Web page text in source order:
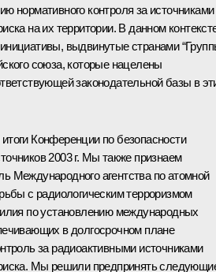
нормативного контроля за источниками
на их территории. В данном
выдвинутые странами
союза, которые нацелены
законодательной базы в
Конференции по безопасности
2003 г. Мы также признаем
Международного агентства по атомной
с радиологическим терроризмом
по установлению международных
в долгосрочном плане
за радиоактивными источниками
Мы решили предпринять